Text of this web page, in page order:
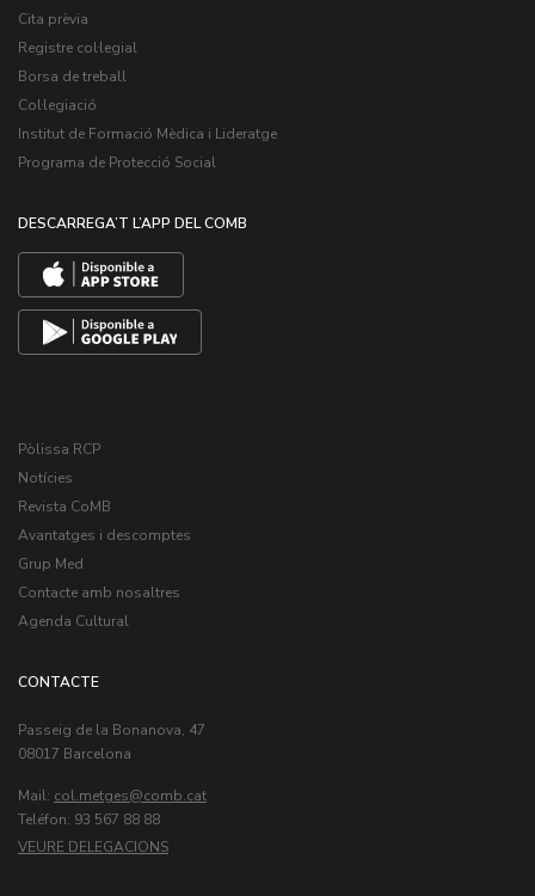
Cita prèvia
Registre col·legial
Borsa de treball
Col·legiació
Institut de Formació Mèdica i Lideratge
Programa de Protecció Social
DESCARREGA’T L’APP DEL COMB
Pòlissa RCP
Notícies
Revista CoMB
Avantatges i descomptes
Grup Med
Contacte amb nosaltres
Agenda Cultural
CONTACTE
Passeig de la Bonanova, 47
08017 Barcelona
Mail: col.metges
Teléfon: 93 567 88 88
VEURE DELEGACIONS